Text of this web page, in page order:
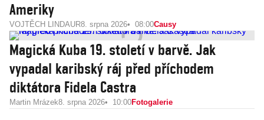
Ameriky
VOJTĚCH LINDAUR8. srpna 2026 08:00Causy
Magická Kuba 19. století v barvě. Jak
vypadal karibský ráj před příchodem
diktátora Fidela Castra
Martin Mrázek8. srpna 2026 10:00Fotogalerie